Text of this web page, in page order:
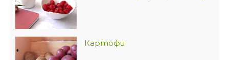
Картофи